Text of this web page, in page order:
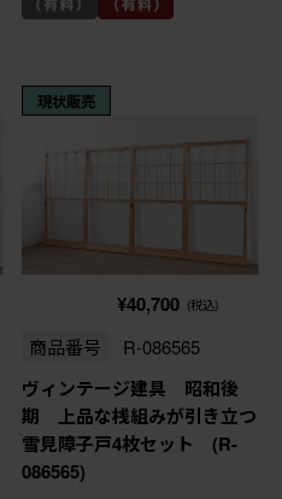
現状販売
¥40,700 (税込)
商品番号 R-086565
ヴィンテージ建具 昭和後
期 上品な桟組みが引き立つ
雪見障子戸4枚セット (R-
086565)